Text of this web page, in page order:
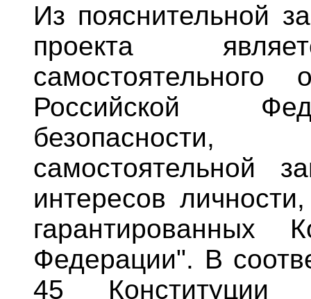
Из пояснительной
проекта
самостоятельного
Российской
самостоятельной
интересов
гарантированных
Федерации". В
45 Конституции